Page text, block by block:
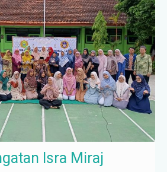
Isra Miraj